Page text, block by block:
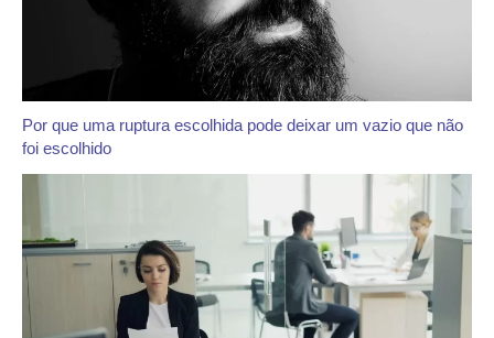
Por que uma ruptura escolhida pode deixar um vazio que não
foi escolhido